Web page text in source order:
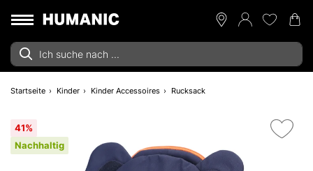
Startseite Kinder Kinder Accessoires Rucksack
41%
Nachhaltig